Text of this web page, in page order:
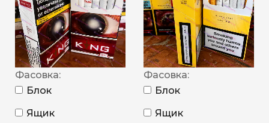
Фасовка:
Блок
Ящик
Фасовка:
Блок
Ящик